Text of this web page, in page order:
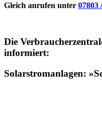
Gleich anrufen unter 07803
Die
informiert:
Solarstromanlagen: